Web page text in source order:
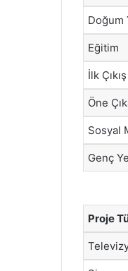
Doğum
Eğitim
İlk Çıkış
Öne
Sosyal
Genç
Proje